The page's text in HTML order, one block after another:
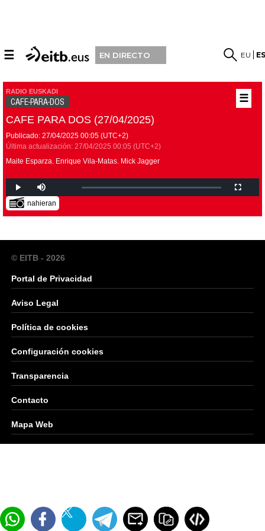
☰ EN DIRECTO EU
☰
RADIO EUSKADI
CAFE-PARA-DOS
CAFE PARA DOS (27/04/2025)
Publicado: 27/04/2025 00:05 (UTC+2)
Última actualización: 27/04/2025 00:05 (UTC+2)
Maite Esparza. Enrique Vila-Matas. Mick Jagger
nahieran
© EITB - 2026
Portal de Privacidad
Aviso Legal
Política de cookies
Configuración cookies
Transparencia
Contacto
Mapa Web